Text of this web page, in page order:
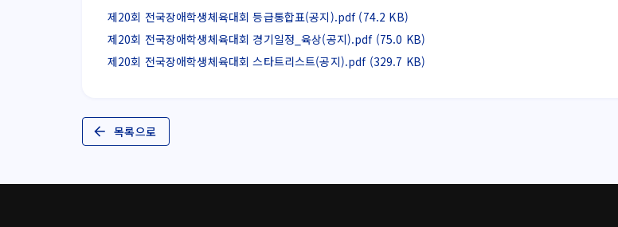
제20회 전국장애학생체육대회 등급통합표(공지).pdf (74.2 KB)
제20회 전국장애학생체육대회 경기일정_육상(공지).pdf (75.0 KB)
제20회 전국장애학생체육대회 스타트리스트(공지).pdf (329.7 KB)
목록으로